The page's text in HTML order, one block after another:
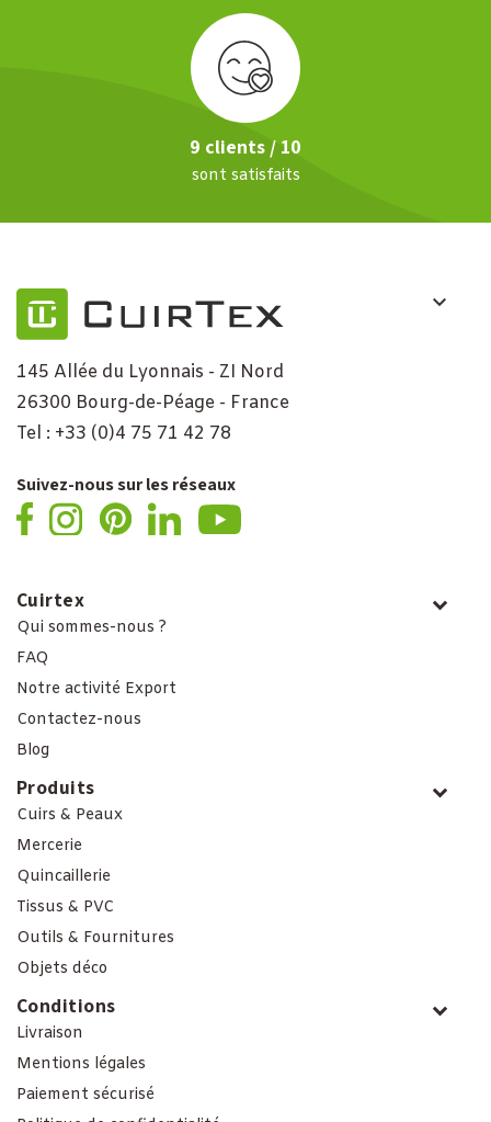
9 clients / 10
sont satisfaits
145 Allée du Lyonnais - ZI Nord
26300 Bourg-de-Péage - France
Tel : +33 (0)4 75 71 42 78
Suivez-nous sur les réseaux
Cuirtex
Qui sommes-nous ?
FAQ
Notre activité Export
Contactez-nous
Blog
Produits
Cuirs & Peaux
Mercerie
Quincaillerie
Tissus & PVC
Outils & Fournitures
Objets déco
Conditions
Livraison
Mentions légales
Paiement sécurisé